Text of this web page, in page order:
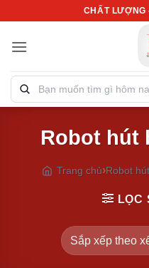
nội
CHẤT LƯỢNG
Tìm
kiếm
phẩm:
Robot hút
Trang chủ Robot
LỌC